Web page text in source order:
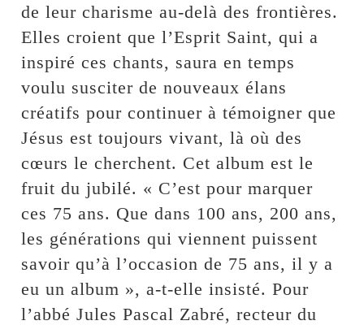
de leur charisme au-delà des frontières.
Elles croient que l’Esprit Saint, qui a
inspiré ces chants, saura en temps
voulu susciter de nouveaux élans
créatifs pour continuer à témoigner que
Jésus est toujours vivant, là où des
cœurs le cherchent. Cet album est le
fruit du jubilé. « C’est pour marquer
ces 75 ans. Que dans 100 ans, 200 ans,
les générations qui viennent puissent
savoir qu’à l’occasion de 75 ans, il y a
eu un album », a-t-elle insisté. Pour
l’abbé Jules Pascal Zabré, recteur du